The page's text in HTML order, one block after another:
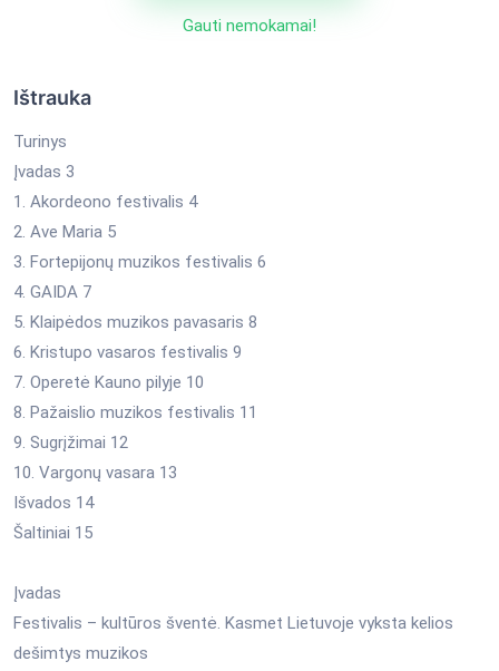
Gauti nemokamai!
Ištrauka
Turinys
Įvadas 3
1. Akordeono festivalis 4
2. Ave Maria 5
3. Fortepijonų muzikos festivalis 6
4. GAIDA 7
5. Klaipėdos muzikos pavasaris 8
6. Kristupo vasaros festivalis 9
7. Operetė Kauno pilyje 10
8. Pažaislio muzikos festivalis 11
9. Sugrįžimai 12
10. Vargonų vasara 13
Išvados 14
Šaltiniai 15
Įvadas
Festivalis – kultūros šventė. Kasmet Lietuvoje vyksta kelios
dešimtys muzikos